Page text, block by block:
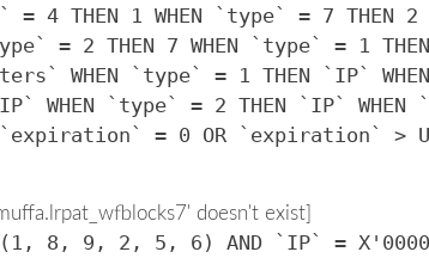
= 4 THEN 1 WHEN `type` = 7 THEN
= 2 THEN 7 WHEN `type` = 1
WHEN `type` = 1 THEN `IP`
WHEN `type` = 2 THEN `IP`
= 0 OR `expiration` >
doesn't exist]
(1, 8, 9, 2, 5, 6) AND `IP` =